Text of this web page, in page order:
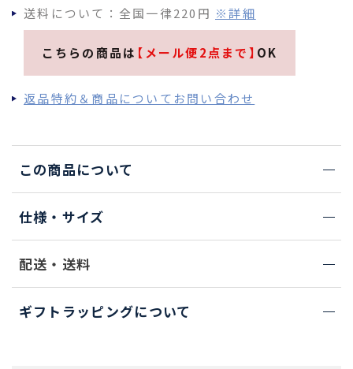
送料について：全国一律220円 ※詳細
こちらの商品は 【メール便2点まで】 OK
返品特約＆商品についてお問い合わせ
この商品について
仕様・サイズ
配送・送料
ギフトラッピングについて